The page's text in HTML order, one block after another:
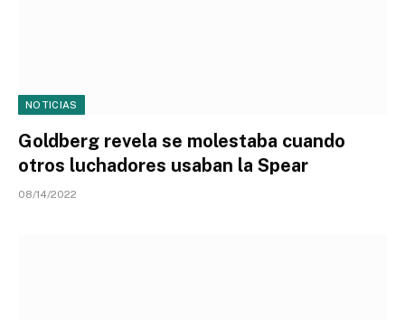
NOTICIAS
Goldberg revela se molestaba cuando
otros luchadores usaban la Spear
08/14/2022